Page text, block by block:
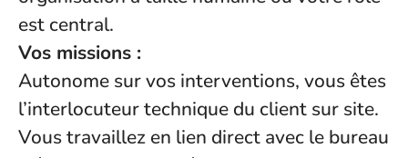
est central.
Vos missions :
Autonome sur vos interventions, vous êtes
l’interlocuteur technique du client sur site.
Vous travaillez en lien direct avec le bureau